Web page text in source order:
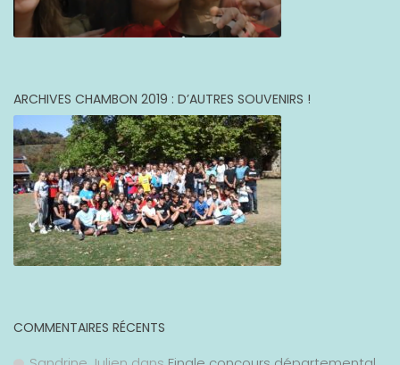
ARCHIVES CHAMBON 2019 : D’AUTRES SOUVENIRS !
COMMENTAIRES RÉCENTS